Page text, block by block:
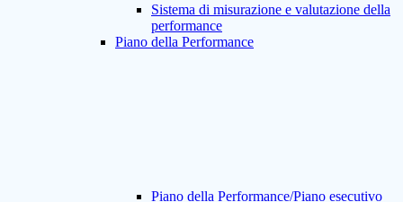
Sistema di misurazione e valutazione della
performance
Piano della Performance
Piano della Performance/Piano esecutivo